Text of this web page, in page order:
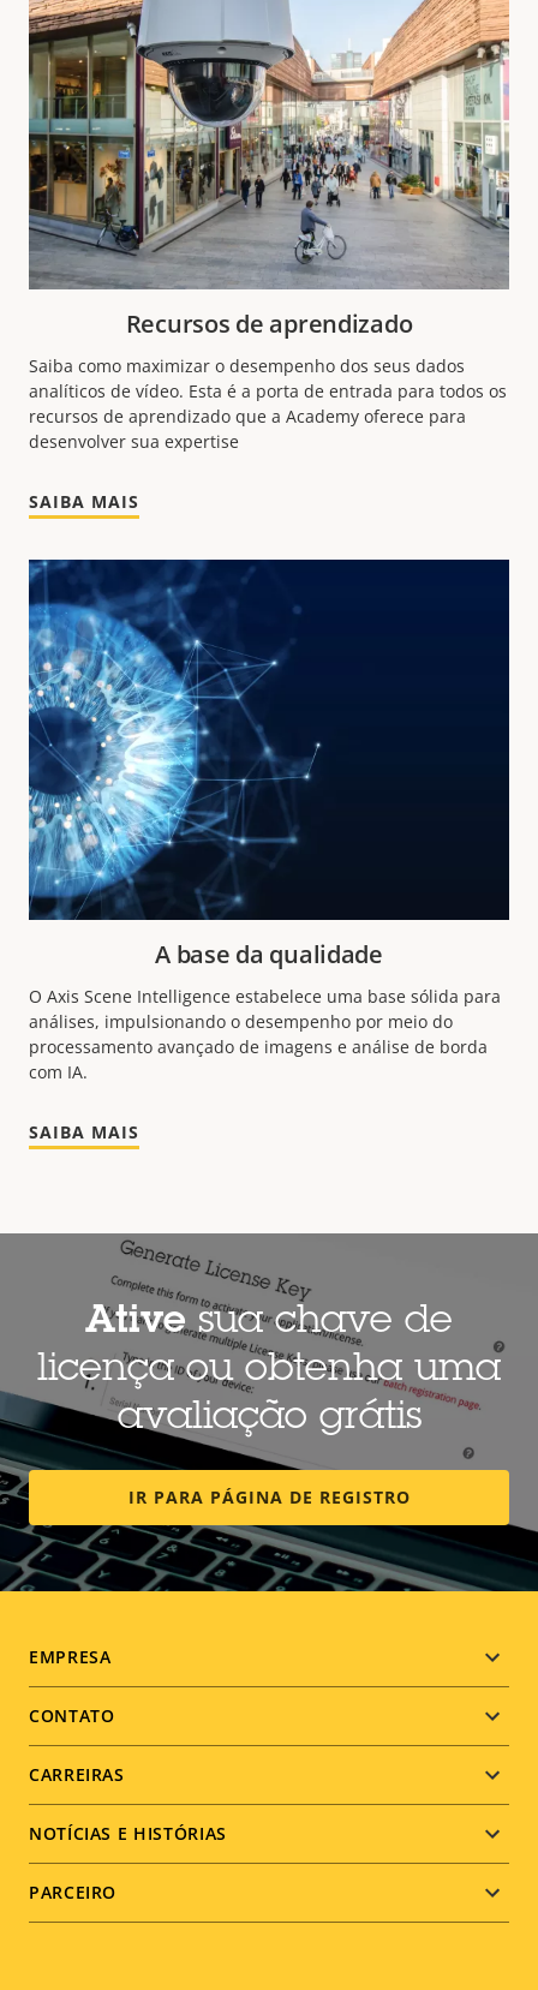
Recursos de aprendizado
Saiba como maximizar o desempenho dos seus dados
analíticos de vídeo. Esta é a porta de entrada para todos os
recursos de aprendizado que a Academy oferece para
desenvolver sua expertise
SAIBA MAIS
A base da qualidade
O Axis Scene Intelligence estabelece uma base sólida para
análises, impulsionando o desempenho por meio do
processamento avançado de imagens e análise de borda
com IA.
SAIBA MAIS
Ativesua chave de
licença ou obtenha uma
avaliação grátis
IR PARA PÁGINA DE REGISTRO
Footer
menu
EMPRESA
CONTATO
CARREIRAS
NOTÍCIAS E HISTÓRIAS
PARCEIRO